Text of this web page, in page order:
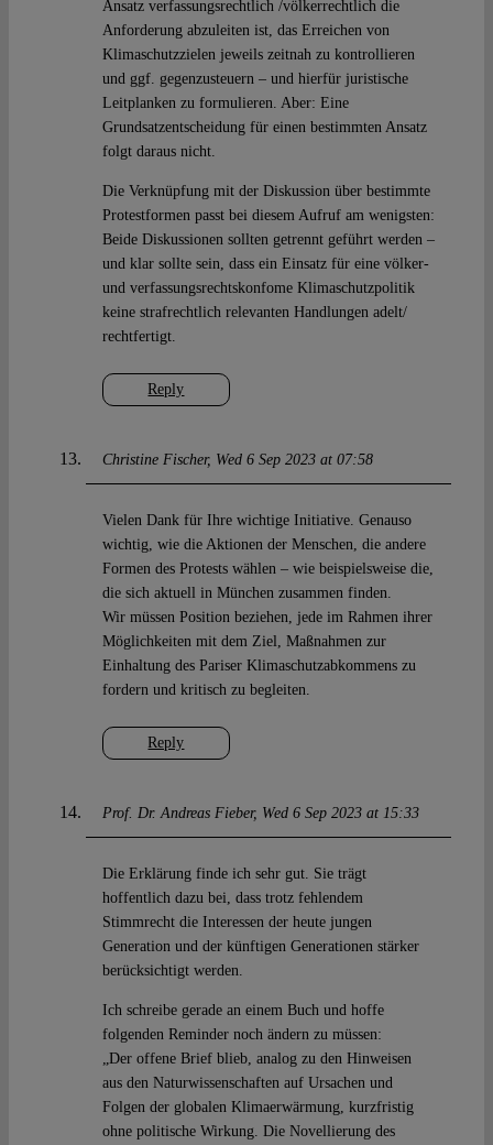
Reply
Ansatz verfassungsrechtlich /völkerrechtlich die
Anforderung abzuleiten ist, das Erreichen von
Klimaschutzzielen jeweils zeitnah zu kontrollieren
und ggf. gegenzusteuern – und hierfür juristische
Leitplanken zu formulieren. Aber: Eine
Grundsatzentscheidung für einen bestimmten Ansatz
folgt daraus nicht.
Die Verknüpfung mit der Diskussion über bestimmte
Protestformen passt bei diesem Aufruf am wenigsten:
Beide Diskussionen sollten getrennt geführt werden –
und klar sollte sein, dass ein Einsatz für eine völker-
und verfassungsrechtskonfome Klimaschutzpolitik
keine strafrechtlich relevanten Handlungen adelt/
rechtfertigt.
Christine Fischer Wed 6 Sep 2023 at 07:58
Reply
Vielen Dank für Ihre wichtige Initiative. Genauso
wichtig, wie die Aktionen der Menschen, die andere
Formen des Protests wählen – wie beispielsweise die,
die sich aktuell in München zusammen finden.
Wir müssen Position beziehen, jede im Rahmen ihrer
Möglichkeiten mit dem Ziel, Maßnahmen zur
Einhaltung des Pariser Klimaschutzabkommens zu
fordern und kritisch zu begleiten.
Prof. Dr. Andreas Fieber Wed 6 Sep 2023 at 15:33
Die Erklärung finde ich sehr gut. Sie trägt
hoffentlich dazu bei, dass trotz fehlendem
Stimmrecht die Interessen der heute jungen
Generation und der künftigen Generationen stärker
berücksichtigt werden.
Ich schreibe gerade an einem Buch und hoffe
folgenden Reminder noch ändern zu müssen:
„Der offene Brief blieb, analog zu den Hinweisen
aus den Naturwissenschaften auf Ursachen und
Folgen der globalen Klimaerwärmung, kurzfristig
ohne politische Wirkung. Die Novellierung des